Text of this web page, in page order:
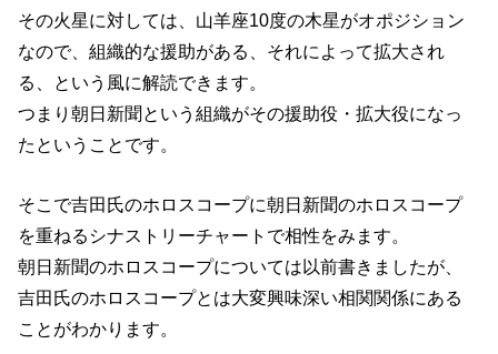
その火星に対しては、山羊座10度の木星がオポジション
なので、組織的な援助がある、それによって拡大され
る、という風に解読できます。
つまり朝日新聞という組織がその援助役・拡大役になっ
たということです。
そこで吉田氏のホロスコープに朝日新聞のホロスコープ
を重ねるシナストリーチャートで相性をみます。
朝日新聞のホロスコープについては以前書きましたが、
吉田氏のホロスコープとは大変興味深い相関関係にある
ことがわかります。